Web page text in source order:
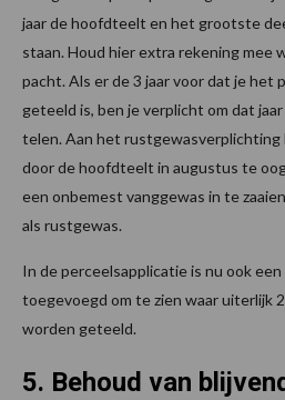
jaar de hoofdteelt en het grootste
staan. Houd hier extra rekening mee
pacht. Als er de 3 jaar voor dat je het
geteeld is, ben je verplicht om dat
telen. Aan het rustgewasverplichting
door de hoofdteelt in augustus te
een onbemest vanggewas in te
als rustgewas.
In de perceelsapplicatie is nu ook
toegevoegd om te zien waar uiterlijk
worden geteeld.
5. Behoud van